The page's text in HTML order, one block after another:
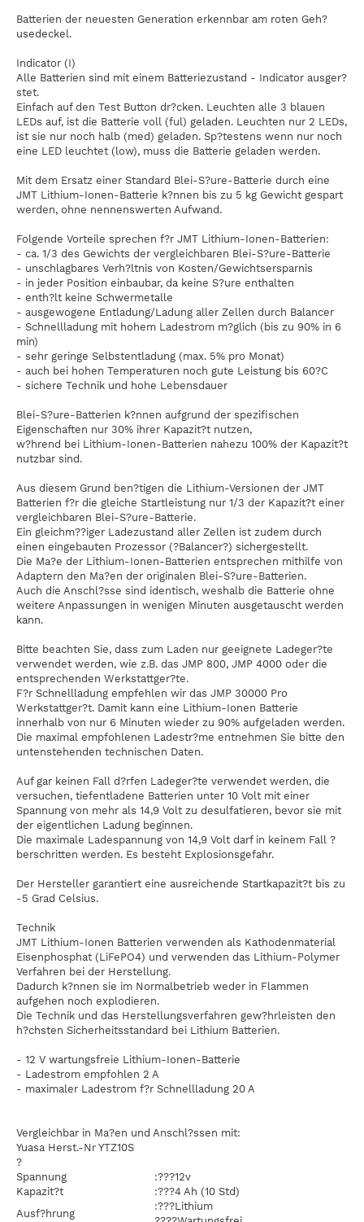
Batterien der neuesten Generation erkennbar am roten Geh?
usedeckel.
Indicator (I)
Alle Batterien sind mit einem Batteriezustand - Indicator ausger?
stet.
Einfach auf den Test Button dr?cken. Leuchten alle 3 blauen
LEDs auf, ist die Batterie voll (ful) geladen. Leuchten nur 2 LEDs,
ist sie nur noch halb (med) geladen. Sp?testens wenn nur noch
eine LED leuchtet (low), muss die Batterie geladen werden.
Mit dem Ersatz einer Standard Blei-S?ure-Batterie durch eine
JMT Lithium-Ionen-Batterie k?nnen bis zu 5 kg Gewicht gespart
werden, ohne nennenswerten Aufwand.
Folgende Vorteile sprechen f?r JMT Lithium-Ionen-Batterien:
- ca. 1/3 des Gewichts der vergleichbaren Blei-S?ure-Batterie
- unschlagbares Verh?ltnis von Kosten/Gewichtsersparnis
- in jeder Position einbaubar, da keine S?ure enthalten
- enth?lt keine Schwermetalle
- ausgewogene Entladung/Ladung aller Zellen durch Balancer
- Schnellladung mit hohem Ladestrom m?glich (bis zu 90% in 6
min)
- sehr geringe Selbstentladung (max. 5% pro Monat)
- auch bei hohen Temperaturen noch gute Leistung bis 60?C
- sichere Technik und hohe Lebensdauer
Blei-S?ure-Batterien k?nnen aufgrund der spezifischen
Eigenschaften nur 30% ihrer Kapazit?t nutzen,
w?hrend bei Lithium-Ionen-Batterien nahezu 100% der Kapazit?t
nutzbar sind.
Aus diesem Grund ben?tigen die Lithium-Versionen der JMT
Batterien f?r die gleiche Startleistung nur 1/3 der Kapazit?t einer
vergleichbaren Blei-S?ure-Batterie.
Ein gleichm??iger Ladezustand aller Zellen ist zudem durch
einen eingebauten Prozessor (?Balancer?) sichergestellt.
Die Ma?e der Lithium-Ionen-Batterien entsprechen mithilfe von
Adaptern den Ma?en der originalen Blei-S?ure-Batterien.
Auch die Anschl?sse sind identisch, weshalb die Batterie ohne
weitere Anpassungen in wenigen Minuten ausgetauscht werden
kann.
Bitte beachten Sie, dass zum Laden nur geeignete Ladeger?te
verwendet werden, wie z.B. das JMP 800, JMP 4000 oder die
entsprechenden Werkstattger?te.
F?r Schnellladung empfehlen wir das JMP 30000 Pro
Werkstattger?t. Damit kann eine Lithium-Ionen Batterie
innerhalb von nur 6 Minuten wieder zu 90% aufgeladen werden.
Die maximal empfohlenen Ladestr?me entnehmen Sie bitte den
untenstehenden technischen Daten.
Auf gar keinen Fall d?rfen Ladeger?te verwendet werden, die
versuchen, tiefentladene Batterien unter 10 Volt mit einer
Spannung von mehr als 14,9 Volt zu desulfatieren, bevor sie mit
der eigentlichen Ladung beginnen.
Die maximale Ladespannung von 14,9 Volt darf in keinem Fall ?
berschritten werden. Es besteht Explosionsgefahr.
Der Hersteller garantiert eine ausreichende Startkapazit?t bis zu
-5 Grad Celsius.
Technik
JMT Lithium-Ionen Batterien verwenden als Kathodenmaterial
Eisenphosphat (LiFePO4) und verwenden das Lithium-Polymer
Verfahren bei der Herstellung.
Dadurch k?nnen sie im Normalbetrieb weder in Flammen
aufgehen noch explodieren.
Die Technik und das Herstellungsverfahren gew?hrleisten den
h?chsten Sicherheitsstandard bei Lithium Batterien.
- 12 V wartungsfreie Lithium-Ionen-Batterie
- Ladestrom empfohlen 2 A
- maximaler Ladestrom f?r Schnellladung 20 A
Vergleichbar in Ma?en und Anschl?ssen mit:
Yuasa Herst.-Nr YTZ10S
?
Spannung
:???12v
Kapazit?t
:???4 Ah (10 Std)
Ausf?hrung
:???Lithium